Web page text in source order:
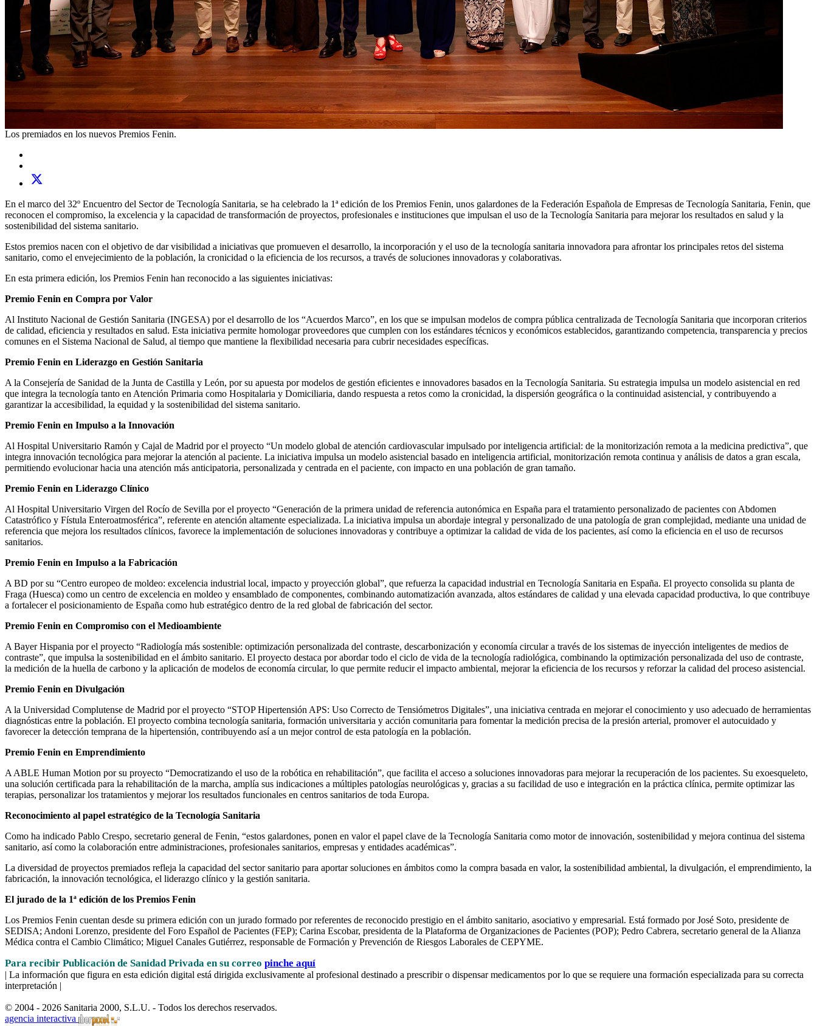
Los premiados en los nuevos Premios Fenin.
En el marco del 32º Encuentro del Sector de Tecnología Sanitaria, se ha celebrado la 1ª edición de los Premios Fenin, unos galardones de la Federación Española de Empresas de Tecnología Sanitaria, Fenin, que
reconocen el compromiso, la excelencia y la capacidad de transformación de proyectos, profesionales e instituciones que impulsan el uso de la Tecnología Sanitaria para mejorar los resultados en salud y la
sostenibilidad del sistema sanitario.
Estos premios nacen con el objetivo de dar visibilidad a iniciativas que promueven el desarrollo, la incorporación y el uso de la tecnología sanitaria innovadora para afrontar los principales retos del sistema
sanitario, como el envejecimiento de la población, la cronicidad o la eficiencia de los recursos, a través de soluciones innovadoras y colaborativas.
En esta primera edición, los Premios Fenin han reconocido a las siguientes iniciativas:
Premio Fenin en Compra por Valor
Al Instituto Nacional de Gestión Sanitaria (INGESA) por el desarrollo de los “Acuerdos Marco”, en los que se impulsan modelos de compra pública centralizada de Tecnología Sanitaria que incorporan criterios
de calidad, eficiencia y resultados en salud. Esta iniciativa permite homologar proveedores que cumplen con los estándares técnicos y económicos establecidos, garantizando competencia, transparencia y precios
comunes en el Sistema Nacional de Salud, al tiempo que mantiene la flexibilidad necesaria para cubrir necesidades específicas.
Premio Fenin en Liderazgo en Gestión Sanitaria
A la Consejería de Sanidad de la Junta de Castilla y León, por su apuesta por modelos de gestión eficientes e innovadores basados en la Tecnología Sanitaria. Su estrategia impulsa un modelo asistencial en red
que integra la tecnología tanto en Atención Primaria como Hospitalaria y Domiciliaria, dando respuesta a retos como la cronicidad, la dispersión geográfica o la continuidad asistencial, y contribuyendo a
garantizar la accesibilidad, la equidad y la sostenibilidad del sistema sanitario.
Premio Fenin en Impulso a la Innovación
Al Hospital Universitario Ramón y Cajal de Madrid por el proyecto “Un modelo global de atención cardiovascular impulsado por inteligencia artificial: de la monitorización remota a la medicina predictiva”, que
integra innovación tecnológica para mejorar la atención al paciente. La iniciativa impulsa un modelo asistencial basado en inteligencia artificial, monitorización remota continua y análisis de datos a gran escala,
permitiendo evolucionar hacia una atención más anticipatoria, personalizada y centrada en el paciente, con impacto en una población de gran tamaño.
Premio Fenin en Liderazgo Clínico
Al Hospital Universitario Virgen del Rocío de Sevilla por el proyecto “Generación de la primera unidad de referencia autonómica en España para el tratamiento personalizado de pacientes con Abdomen
Catastrófico y Fístula Enteroatmosférica”, referente en atención altamente especializada. La iniciativa impulsa un abordaje integral y personalizado de una patología de gran complejidad, mediante una unidad de
referencia que mejora los resultados clínicos, favorece la implementación de soluciones innovadoras y contribuye a optimizar la calidad de vida de los pacientes, así como la eficiencia en el uso de recursos
sanitarios.
Premio Fenin en Impulso a la Fabricación
A BD por su “Centro europeo de moldeo: excelencia industrial local, impacto y proyección global”, que refuerza la capacidad industrial en Tecnología Sanitaria en España. El proyecto consolida su planta de
Fraga (Huesca) como un centro de excelencia en moldeo y ensamblado de componentes, combinando automatización avanzada, altos estándares de calidad y una elevada capacidad productiva, lo que contribuye
a fortalecer el posicionamiento de España como hub estratégico dentro de la red global de fabricación del sector.
Premio Fenin en Compromiso con el Medioambiente
A Bayer Hispania por el proyecto “Radiología más sostenible: optimización personalizada del contraste, descarbonización y economía circular a través de los sistemas de inyección inteligentes de medios de
contraste”, que impulsa la sostenibilidad en el ámbito sanitario. El proyecto destaca por abordar todo el ciclo de vida de la tecnología radiológica, combinando la optimización personalizada del uso de contraste,
la medición de la huella de carbono y la aplicación de modelos de economía circular, lo que permite reducir el impacto ambiental, mejorar la eficiencia de los recursos y reforzar la calidad del proceso asistencial.
Premio Fenin en Divulgación
A la Universidad Complutense de Madrid por el proyecto “STOP Hipertensión APS: Uso Correcto de Tensiómetros Digitales”, una iniciativa centrada en mejorar el conocimiento y uso adecuado de herramientas
diagnósticas entre la población. El proyecto combina tecnología sanitaria, formación universitaria y acción comunitaria para fomentar la medición precisa de la presión arterial, promover el autocuidado y
favorecer la detección temprana de la hipertensión, contribuyendo así a un mejor control de esta patología en la población.
Premio Fenin en Emprendimiento
A ABLE Human Motion por su proyecto “Democratizando el uso de la robótica en rehabilitación”, que facilita el acceso a soluciones innovadoras para mejorar la recuperación de los pacientes. Su exoesqueleto,
una solución certificada para la rehabilitación de la marcha, amplía sus indicaciones a múltiples patologías neurológicas y, gracias a su facilidad de uso e integración en la práctica clínica, permite optimizar las
terapias, personalizar los tratamientos y mejorar los resultados funcionales en centros sanitarios de toda Europa.
Reconocimiento al papel estratégico de la Tecnología Sanitaria
Como ha indicado Pablo Crespo, secretario general de Fenin, “estos galardones, ponen en valor el papel clave de la Tecnología Sanitaria como motor de innovación, sostenibilidad y mejora continua del sistema
sanitario, así como la colaboración entre administraciones, profesionales sanitarios, empresas y entidades académicas”.
La diversidad de proyectos premiados refleja la capacidad del sector sanitario para aportar soluciones en ámbitos como la compra basada en valor, la sostenibilidad ambiental, la divulgación, el emprendimiento, la
fabricación, la innovación tecnológica, el liderazgo clínico y la gestión sanitaria.
El jurado de la 1ª edición de los Premios Fenin
Los Premios Fenin cuentan desde su primera edición con un jurado formado por referentes de reconocido prestigio en el ámbito sanitario, asociativo y empresarial. Está formado por José Soto, presidente de
SEDISA; Andoni Lorenzo, presidente del Foro Español de Pacientes (FEP); Carina Escobar, presidenta de la Plataforma de Organizaciones de Pacientes (POP); Pedro Cabrera, secretario general de la Alianza
Médica contra el Cambio Climático; Miguel Canales Gutiérrez, responsable de Formación y Prevención de Riesgos Laborales de CEPYME.
Para recibir Publicación de Sanidad Privada en su correo pinche aquí
| La información que figura en esta edición digital está dirigida exclusivamente al profesional destinado a prescribir o dispensar medicamentos por lo que se requiere una formación especializada para su correcta
interpretación |
© 2004 - 2026 Sanitaria 2000, S.L.U. - Todos los derechos reservados.
agencia interactiva